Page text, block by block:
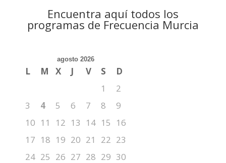
Encuentra aquí todos los
programas de Frecuencia Murcia
agosto 2026
L M X J V S
D
1
2
3
4 5 6 7 8
9
10 11 12 13 14 15
16
17 18 19 20 21 22 23
24 25 26 27 28 29 30